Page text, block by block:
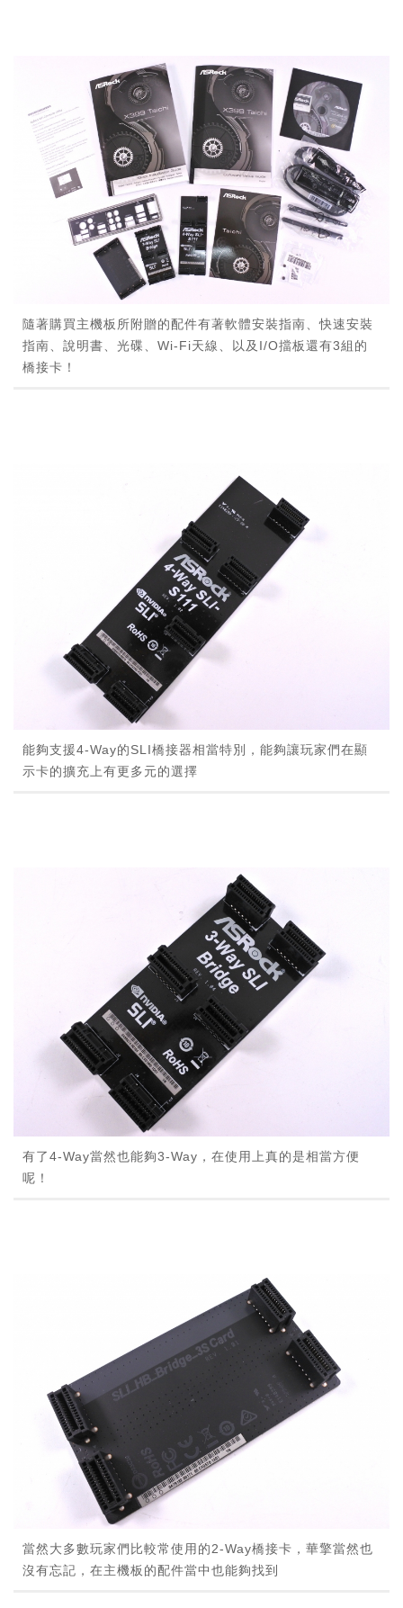
隨著購買主機板所附贈的配件有著軟體安裝指南、快速安裝
指南、說明書、光碟、Wi-Fi天線、以及I/O擋板還有3組的
橋接卡！
能夠支援4-Way的SLI橋接器相當特別，能夠讓玩家們在顯
示卡的擴充上有更多元的選擇
有了4-Way當然也能夠3-Way，在使用上真的是相當方便
呢！
當然大多數玩家們比較常使用的2-Way橋接卡，華擎當然也
沒有忘記，在主機板的配件當中也能夠找到